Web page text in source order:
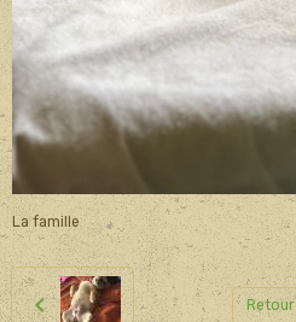
La famille
Retour